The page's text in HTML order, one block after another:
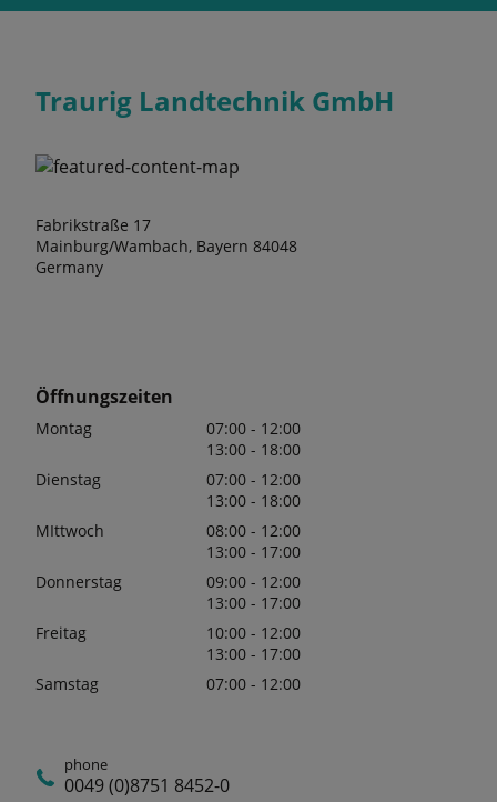
Traurig Landtechnik GmbH
Fabrikstraße 17
Mainburg/Wambach, Bayern 84048
Germany
Öffnungszeiten
Montag
07:00 - 12:00
13:00 - 18:00
Dienstag
07:00 - 12:00
13:00 - 18:00
MIttwoch
08:00 - 12:00
13:00 - 17:00
Donnerstag
09:00 - 12:00
13:00 - 17:00
Freitag
10:00 - 12:00
13:00 - 17:00
Samstag
07:00 - 12:00
phone
0049 (0)8751 8452-0